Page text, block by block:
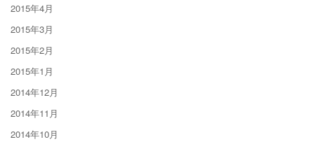
2015年4月
2015年3月
2015年2月
2015年1月
2014年12月
2014年11月
2014年10月